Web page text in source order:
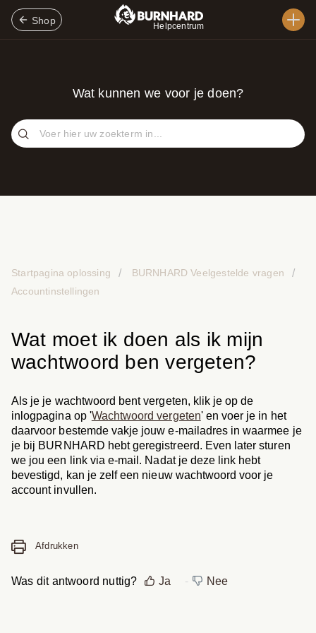
Shop
Helpcentrum
Wat kunnen we voor je doen?
Startpagina oplossing
BURNHARD Veelgestelde vragen
Accountinstellingen
Wat moet ik doen als ik mijn
wachtwoord ben vergeten?
Als je je wachtwoord bent vergeten, klik je op de
inlogpagina op 'Wachtwoord vergeten' en voer je in het
daarvoor bestemde vakje jouw e-mailadres in waarmee je
je bij BURNHARD hebt geregistreerd. Even later sturen
we jou een link via e-mail. Nadat je deze link hebt
bevestigd, kan je zelf een nieuw wachtwoord voor je
account invullen.
Was dit antwoord nuttig? Ja Nee
Afdrukken